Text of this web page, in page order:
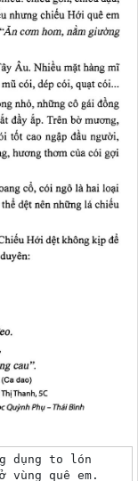
dụng to lón
vùng quê em.